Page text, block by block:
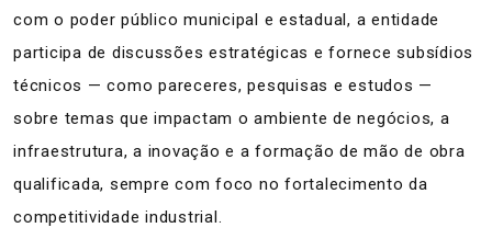
com o poder público municipal e estadual, a entidade
participa de discussões estratégicas e fornece subsídios
técnicos — como pareceres, pesquisas e estudos —
sobre temas que impactam o ambiente de negócios, a
infraestrutura, a inovação e a formação de mão de obra
qualificada, sempre com foco no fortalecimento da
competitividade industrial.